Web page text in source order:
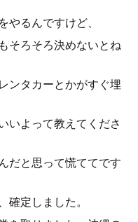
やるんですけど、
そろそろ決めないとね
ンタカーとかがすぐ埋
いよって教えてくださ
だと思って慌ててです
確定しました。